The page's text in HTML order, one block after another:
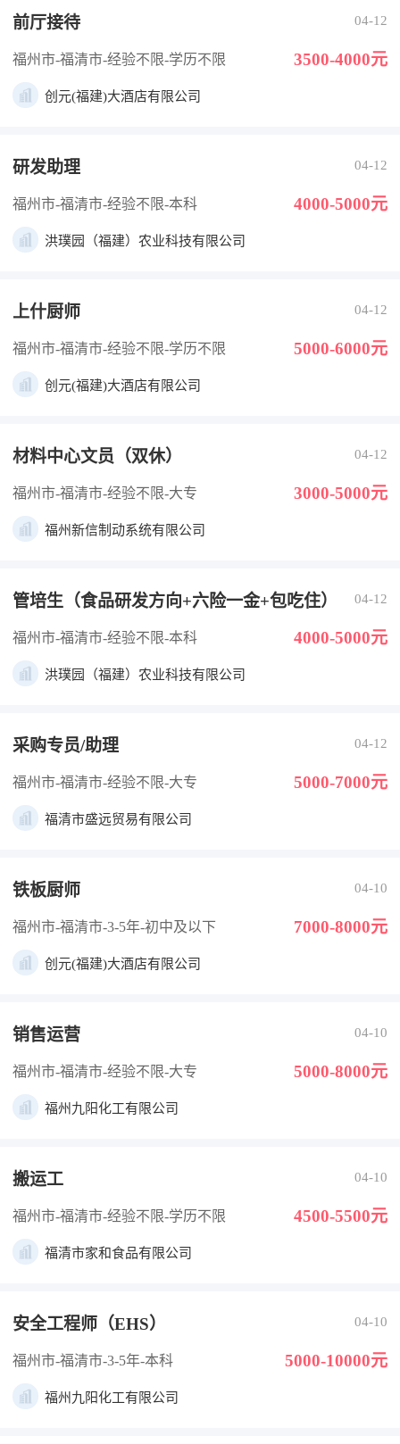
前厅接待 04-12
福州市-福清市-经验不限-学历不限 3500-4000元
创元(福建)大酒店有限公司
研发助理 04-12
福州市-福清市-经验不限-本科 4000-5000元
洪璞园（福建）农业科技有限公司
上什厨师 04-12
福州市-福清市-经验不限-学历不限 5000-6000元
创元(福建)大酒店有限公司
材料中心文员（双休） 04-12
福州市-福清市-经验不限-大专 3000-5000元
福州新信制动系统有限公司
管培生（食品研发方向+六险一金+包吃住） 04-12
福州市-福清市-经验不限-本科 4000-5000元
洪璞园（福建）农业科技有限公司
采购专员/助理 04-12
福州市-福清市-经验不限-大专 5000-7000元
福清市盛远贸易有限公司
铁板厨师 04-10
福州市-福清市-3-5年-初中及以下 7000-8000元
创元(福建)大酒店有限公司
销售运营 04-10
福州市-福清市-经验不限-大专 5000-8000元
福州九阳化工有限公司
搬运工 04-10
福州市-福清市-经验不限-学历不限 4500-5500元
福清市家和食品有限公司
安全工程师（EHS） 04-10
福州市-福清市-3-5年-本科 5000-10000元
福州九阳化工有限公司